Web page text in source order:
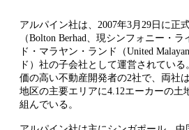
アルパイン社は、2007年3月29日に正
（Bolton Berhad、現シンフォニー・
ド・マラヤン・ランド（United
ド）社の子会社として運営されてい
価の高い不動産開発者の2社で、両社
地区の主要エリアに4.12エーカーの土
組んでいる。